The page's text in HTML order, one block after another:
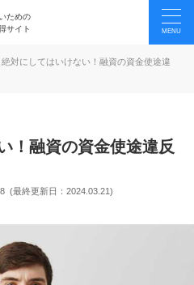
ための
サイト
絶対にしてはいけない！融資の資金使途違
！融資の資金使途違反
(最終更新日： 2024.03.21)